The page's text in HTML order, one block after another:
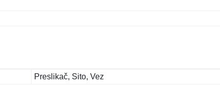
Preslikač, Sito, Vez